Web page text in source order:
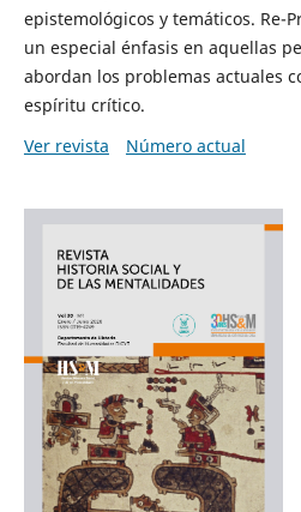
epistemológicos y temáticos. Re-
un especial énfasis en aquellas
abordan los problemas actuales
espíritu crítico.
Ver revista
Número actual